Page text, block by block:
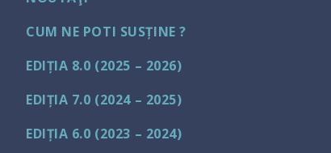
CUM NE POTI SUSȚINE ?
EDIȚIA 8.0 (2025 – 2026)
EDIȚIA 7.0 (2024 – 2025)
EDIȚIA 6.0 (2023 – 2024)